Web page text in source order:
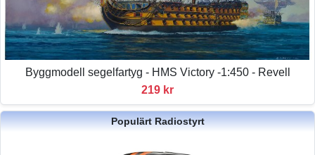
Byggmodell segelfartyg - HMS Victory -1:450 - Revell
219 kr
Populärt Radiostyrt